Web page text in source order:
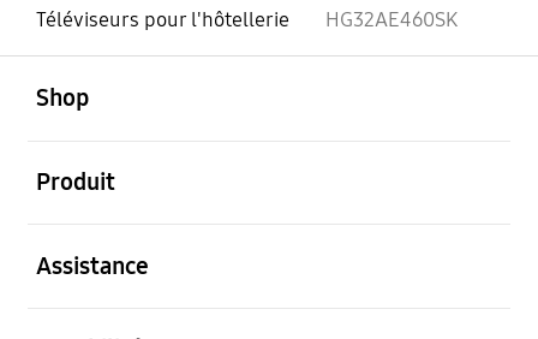
Téléviseurs pour l'hôtellerie
HG32AE460SK
Shop
Produit
Assistance